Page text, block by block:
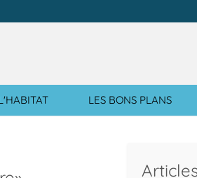
LES BONS PLANS